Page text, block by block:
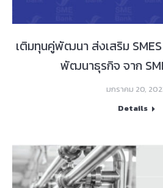
เติมทุนคู่พัฒนา ส่งเสริม
พัฒนาธุรกิจ จาก
มกราคม 20,
Details